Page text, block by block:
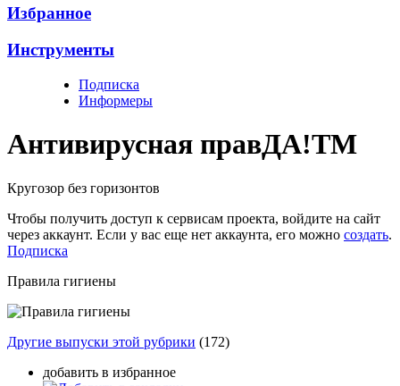
Избранное
Инструменты
Подписка
Информеры
Антивирусная правДА!TM
Кругозор без горизонтов
Чтобы получить доступ к сервисам проекта, войдите на сайт
через аккаунт. Если у вас еще нет аккаунта, его можно создать.
Подписка
Правила гигиены
Другие выпуски этой рубрики (172)
добавить в избранное